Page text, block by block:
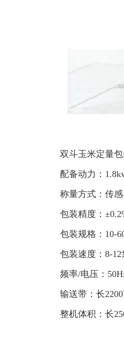
双斗玉米定量
配备动力：
称量方式：传
包装精度：
包装规格：10-
包装速度：8-12
频率/电压：
输送带：长
整机体积：长